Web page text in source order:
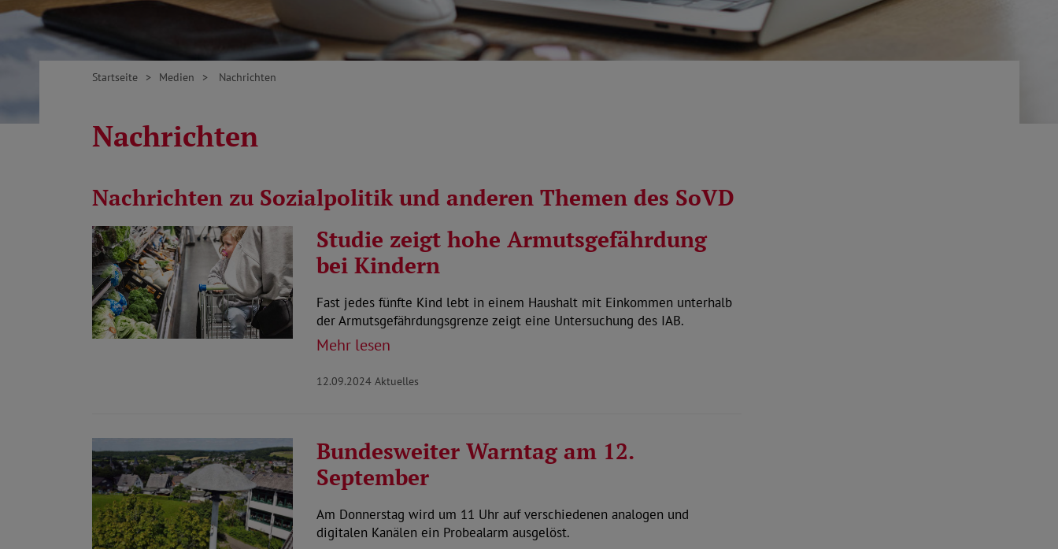
Startseite Medien Nachrichten
Nachrichten
Nachrichten zu Sozialpolitik und anderen Themen des SoVD
Studie zeigt hohe Armutsgefährdung
bei Kindern
Fast jedes fünfte Kind lebt in einem Haushalt mit Einkommen unterhalb
der Armutsgefährdungsgrenze zeigt eine Untersuchung des IAB.
Mehr lesen
12.09.2024 Aktuelles
Bundesweiter Warntag am 12.
September
Am Donnerstag wird um 11 Uhr auf verschiedenen analogen und
digitalen Kanälen ein Probealarm ausgelöst.